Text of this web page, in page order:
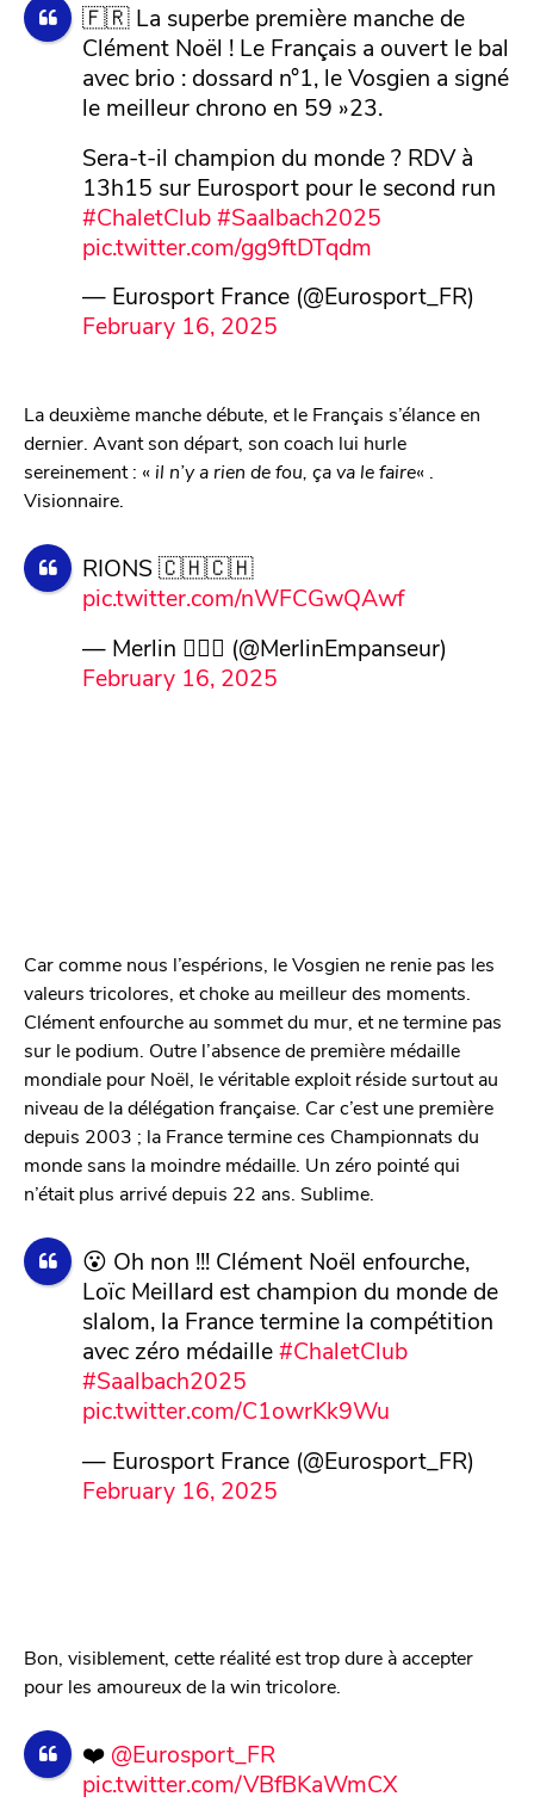
🇫🇷 La superbe première manche de
Clément Noël ! Le Français a ouvert le bal
avec brio : dossard n°1, le Vosgien a signé
le meilleur chrono en 59 »23.
Sera-t-il champion du monde ? RDV à
13h15 sur Eurosport pour le second run
#ChaletClub #Saalbach2025
pic.twitter.com/gg9ftDTqdm
— Eurosport France (@Eurosport_FR)
February 16, 2025
La deuxième manche débute, et le Français s’élance en
dernier. Avant son départ, son coach lui hurle
sereinement : « il n’y a rien de fou, ça va le faire« .
Visionnaire.
RIONS 🇨🇭🇨🇭
pic.twitter.com/nWFCGwQAwf
— Merlin 🧙🏻‍♂️ (@MerlinEmpanseur)
February 16, 2025
Car comme nous l’espérions, le Vosgien ne renie pas les
valeurs tricolores, et choke au meilleur des moments.
Clément enfourche au sommet du mur, et ne termine pas
sur le podium. Outre l’absence de première médaille
mondiale pour Noël, le véritable exploit réside surtout au
niveau de la délégation française. Car c’est une première
depuis 2003 ; la France termine ces Championnats du
monde sans la moindre médaille. Un zéro pointé qui
n’était plus arrivé depuis 22 ans. Sublime.
😮 Oh non !!! Clément Noël enfourche,
Loïc Meillard est champion du monde de
slalom, la France termine la compétition
avec zéro médaille#ChaletClub
#Saalbach2025
pic.twitter.com/C1owrKk9Wu
— Eurosport France (@Eurosport_FR)
February 16, 2025
Bon, visiblement, cette réalité est trop dure à accepter
pour les amoureux de la win tricolore.
❤️ @Eurosport_FR
pic.twitter.com/VBfBKaWmCX